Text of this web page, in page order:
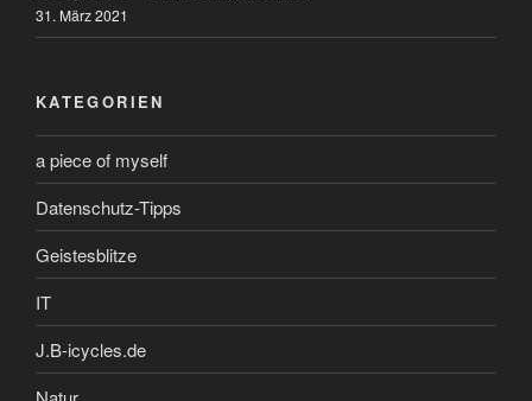
31. März 2021
KATEGORIEN
a piece of myself
Datenschutz-Tipps
Geistesblitze
IT
J.B-icycles.de